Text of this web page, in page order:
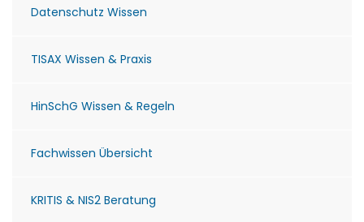
Datenschutz Wissen
TISAX Wissen & Praxis
HinSchG Wissen & Regeln
Fachwissen Übersicht
KRITIS & NIS2 Beratung